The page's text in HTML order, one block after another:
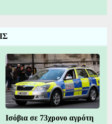
Ισόβια σε 73χρονο αγρότη